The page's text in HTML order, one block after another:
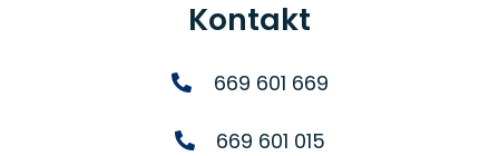
Kontakt
669 601 669
669 601 015